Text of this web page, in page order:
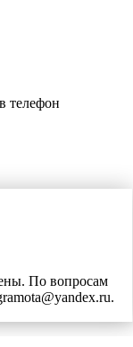
телефон
По вопросам